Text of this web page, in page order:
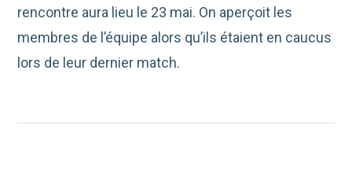
rencontre aura lieu le 23 mai. On aperçoit les
membres de l’équipe alors qu’ils étaient en caucus
lors de leur dernier match.